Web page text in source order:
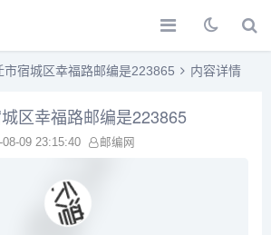
市宿城区幸福路邮编是223865 内容详情
区幸福路邮编是223865
09 23:15:40 邮编网